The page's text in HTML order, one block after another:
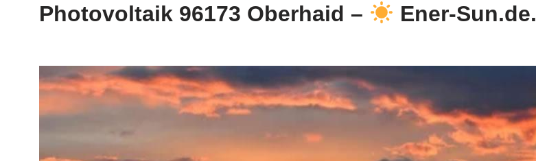
Photovoltaik 96173 Oberhaid – Ener-Sun.de.